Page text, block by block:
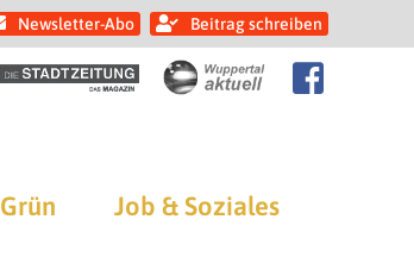
Newsletter-Abo Beitrag schreiben
Grün Job & Soziales